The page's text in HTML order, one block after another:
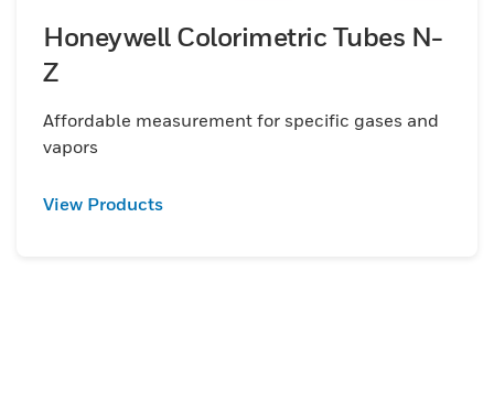
Honeywell Colorimetric Tubes N-
Z
Affordable measurement for specific gases and
vapors
View Products